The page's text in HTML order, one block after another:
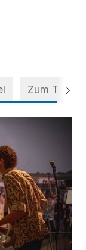
Zum Thema